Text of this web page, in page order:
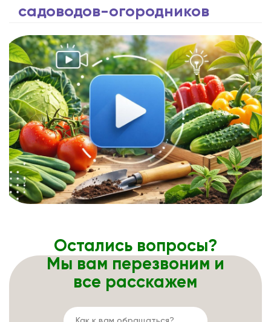
садоводов-огородников
Остались вопросы?
Мы вам перезвоним и
все расскажем